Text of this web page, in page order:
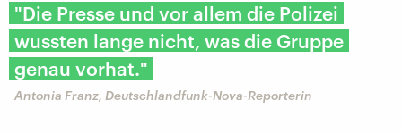
"Die Presse und vor allem die Polizei
wussten lange nicht, was die Gruppe
genau vorhat."
Antonia Franz, Deutschlandfunk-Nova-Reporterin